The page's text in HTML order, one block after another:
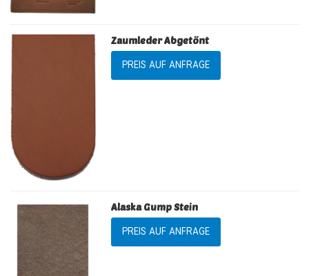
Zaumleder Abgetönt
PREIS AUF ANFRAGE
Alaska Gump Stein
PREIS AUF ANFRAGE